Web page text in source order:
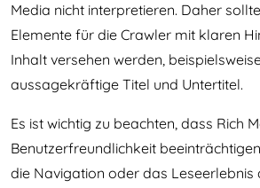
Media nicht interpretieren. Daher
Elemente für die Crawler mit klaren
Inhalt versehen werden,
aussagekräftige Titel und Untertitel.
Es ist wichtig zu beachten, dass Rich
Benutzerfreundlichkeit
die Navigation oder das Leseerlebnis